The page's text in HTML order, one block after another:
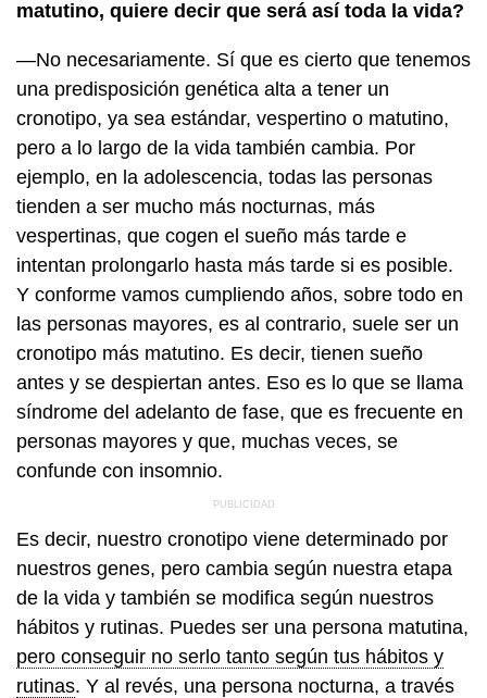
matutino, quiere decir que será así toda la vida?
—No necesariamente. Sí que es cierto que tenemos
una predisposición genética alta a tener un
cronotipo, ya sea estándar, vespertino o matutino,
pero a lo largo de la vida también cambia. Por
ejemplo, en la adolescencia, todas las personas
tienden a ser mucho más nocturnas, más
vespertinas, que cogen el sueño más tarde e
intentan prolongarlo hasta más tarde si es posible.
Y conforme vamos cumpliendo años, sobre todo en
las personas mayores, es al contrario, suele ser un
cronotipo más matutino. Es decir, tienen sueño
antes y se despiertan antes. Eso es lo que se llama
síndrome del adelanto de fase, que es frecuente en
personas mayores y que, muchas veces, se
confunde con insomnio.
Es decir, nuestro cronotipo viene determinado por
nuestros genes, pero cambia según nuestra etapa
de la vida y también se modifica según nuestros
hábitos y rutinas. Puedes ser una persona matutina,
pero conseguir no serlo tanto según tus hábitos y
rutinas. Y al revés, una persona nocturna, a través